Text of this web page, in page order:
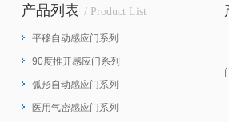
产品列表 / Product List
平移自动感应门系列
90度推开感应门系列
弧形自动感应门系列
医用气密感应门系列